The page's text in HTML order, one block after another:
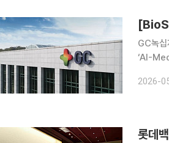
GC녹
‘AI-
간 연계
2026-
롯데